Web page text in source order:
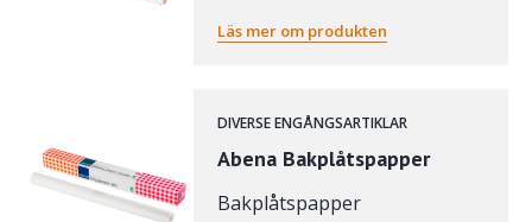
Läs mer om produkten
DIVERSE ENGÅNGSARTIKLAR
Abena Bakplåtspapper
Bakplåtspapper